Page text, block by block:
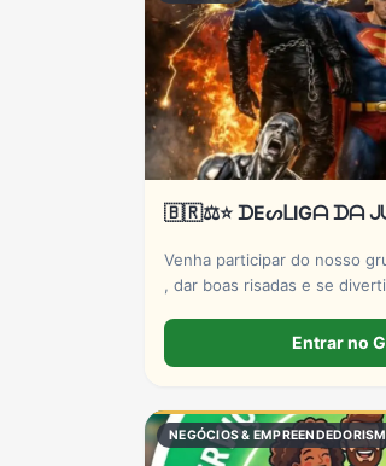
Vídeos
🇧🇷⚖️⭐ ᗪEᔕᒪIGᗩ ᗪᗩ
Venha participar do nosso
, dar boas risadas e se
automaticamente!!Entrar no
NEGÓCIOS &